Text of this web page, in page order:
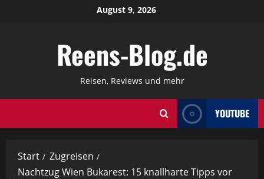
August 9, 2026
Reens-Blog.de
Reisen, Reviews und mehr
YOUTUBE
Start
Zugreisen
Nachtzug Wien Bukarest: 15 knallharte Tipps vor